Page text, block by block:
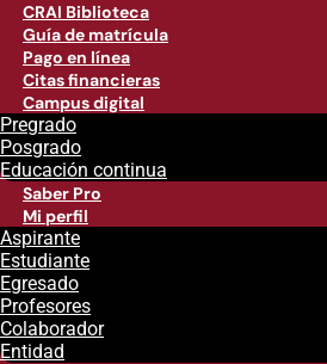
CRAI Biblioteca
Guía de matrícula
Pago en línea
Citas financieras
Campus digital
Pregrado
Posgrado
Educación continua
Saber Pro
Mi perfil
Aspirante
Estudiante
Egresado
Profesores
Colaborador
Entidad